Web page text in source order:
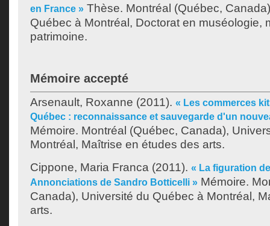
en France » Thèse. Montréal (Québec,
Québec à Montréal, Doctorat en muséologie,
patrimoine.
Mémoire accepté
Arsenault, Roxanne (2011). « Les commerces
Québec : reconnaissance et sauvegarde d'un
Mémoire. Montréal (Québec, Canada),
Montréal, Maîtrise en études des arts.
Cippone, Maria Franca (2011). « La figuration
Annonciations de Sandro Botticelli » Mémoire.
Canada), Université du Québec à Montréal,
arts.